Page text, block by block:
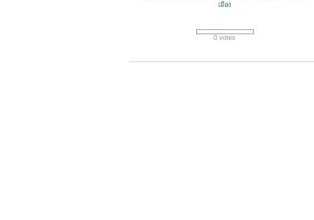
เมือง
0 votes